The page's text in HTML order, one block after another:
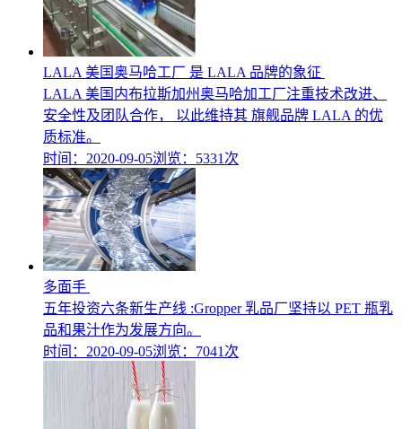
LALA 美国奥马哈工厂 是 LALA 品牌的象征
LALA 美国内布拉斯加州奥马哈加工厂注重技术改进、
安全性及团队合作， 以此维持其 旗舰品牌 LALA 的优
质标准。
时间：2020-09-05浏览：5331次
多面手
五年投资六条新生产线 :Gropper 乳品厂坚持以 PET 瓶乳
品和果汁作为发展方向。
时间：2020-09-05浏览：7041次